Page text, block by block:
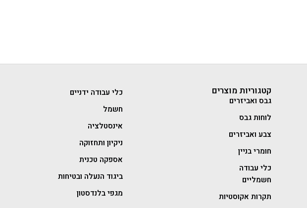
קטגוריות מוצרים
גבס ואביזרים
לוחות גבס
צבע ואביזרים
חומרי בניין
כלי עבודה
חשמליים
תקרות אקוסטיות
כלי עבודה ידניים
חשמל
אינסטלציה
ניקיון ותחזוקה
אספקה טכנית
ביגוד הנעלה ובטיחות
מגפי בלנדסטון